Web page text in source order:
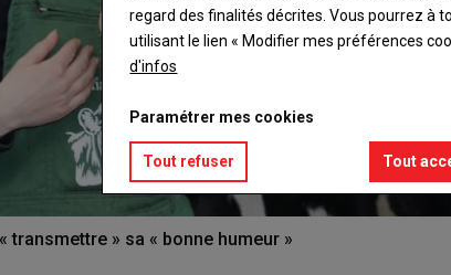
transmettre » sa « bonne humeur »
regard des finalités décrites. Vous pourrez à
utilisant le lien « Modifier mes préférences
d'infos
Paramétrer mes cookies
Tout refuser Tout